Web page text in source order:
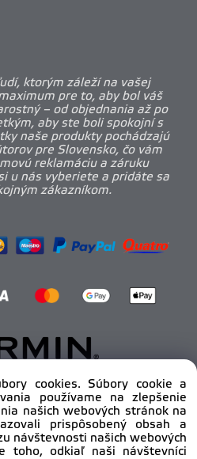
ktorým záleží na vašej
pre to, aby bol váš
– od objednania až po
aby ste boli spokojní s
naše produkty pochádzajú
pre Slovensko, čo vám
reklamáciu a záruku
u nás vyberiete a pridáte sa
zákazníkom.
pro-body.sk, All rights
| DAHA s.r.o.
cookies. Súbory cookie a
používame na zlepšenie
našich webových stránok na
prispôsobený obsah a
návštevnosti našich webových
toho, odkiaľ naši návštevníci